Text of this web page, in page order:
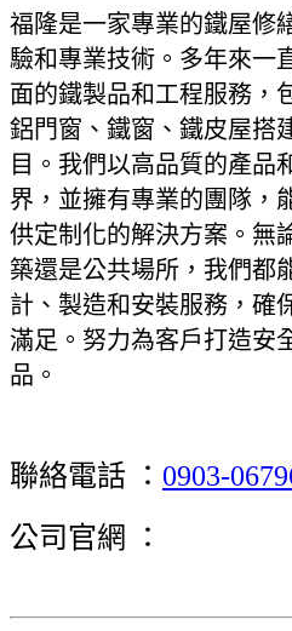
福隆是一家專業的鐵屋修
驗和專業技術。多年來一
面的鐵製品和工程服務，
鋁門窗、鐵窗、鐵皮屋搭
目。我們以高品質的產品
界，並擁有專業的團隊，
供定制化的解決方案。無
築還是公共場所，我們都
計、製造和安裝服務，確
滿足。努力為客戶打造安
品。
聯絡電話 ： 0903-
公司官網 ：